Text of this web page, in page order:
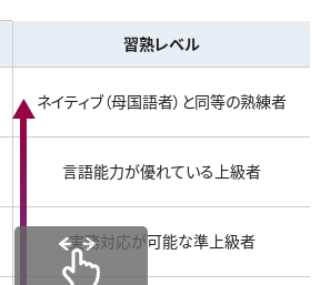
習熟レベル
ネイティブ（母国語者）と同等の熟練者
言語能力が優れている上級者
実務対応が可能な準上級者